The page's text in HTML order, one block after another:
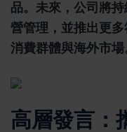
品。未來，公司將
營管理，並推出更
消費群體與海外市場
高層發言：